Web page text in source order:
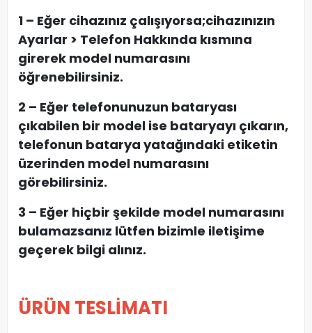
1 – Eğer cihazınız çalışıyorsa;cihazınızın
Ayarlar > Telefon Hakkında kısmına
girerek model numarasını
öğrenebilirsiniz.
2 – Eğer telefonunuzun bataryası
çıkabilen bir model ise bataryayı çıkarın,
telefonun batarya yatağındaki etiketin
üzerinden model numarasını
görebilirsiniz.
3 – Eğer hiçbir şekilde model numarasını
bulamazsanız lütfen bizimle iletişime
geçerek bilgi alınız.
ÜRÜN TESLİMATI